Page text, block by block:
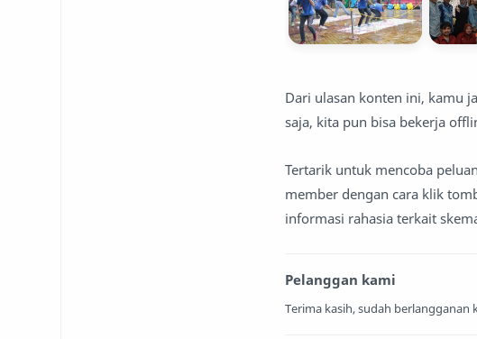
Dari ulasan konten ini, kamu
saja, kita pun bisa bekerja
Tertarik untuk mencoba
member dengan cara klik
informasi rahasia terkait
Pelanggan kami
Terima kasih, sudah berlangganan